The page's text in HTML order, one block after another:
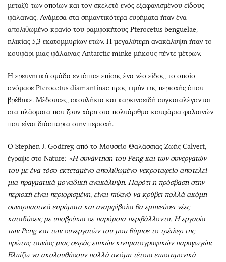
μεταξύ των οποίων και τον σκελετό ενός εξαφανισμένου είδους
φάλαινας. Ανάμεσα στα σημαντικότερα ευρήματα ήταν ένα
απολιθωμένο κρανίο του ραμφοκήτους Pterocetus benguelae,
ηλικίας 5,3 εκατομμυρίων ετών. Η μεγαλύτερη ανακάλυψη ήταν το
κουφάρι μιας φάλαινας Antarctic minke μήκους πέντε μέτρων.
Η ερευνητική ομάδα εντόπισε επίσης ένα νέο είδος, το οποίο
ονόμασε Pterocetus diamantinae προς τιμήν της περιοχής όπου
βρέθηκε. Μέδουσες, σκουλήκια και καρκινοειδή συγκαταλέγονται
στα πλάσματα που ζουν χάρη στα πολυάριθμα κουφάρια φαλαινών
που είναι διάσπαρτα στην περιοχή.
Ο Stephen J. Godfrey, από το Μουσείο Θαλάσσιας Ζωής Calvert,
έγραψε στο Nature: «Η συνάντηση του Peng και των συνεργατών
του με ένα τόσο εκτεταμένο απολιθωμένο νεκροταφείο αποτελεί
μια πραγματικά μοναδική ανακάλυψη. Παρότι η πρόσβαση στην
περιοχή είναι περιορισμένη, είναι πιθανό να κρύβει πολλά ακόμη
συναρπαστικά ευρήματα και αναμφίβολα θα εμπνεύσει νέες
καταδύσεις με υποβρύχια σε παρόμοια περιβάλλοντα. Η εργασία
των Peng και των συνεργατών του μου θύμισε το τρέιλερ της
πρώτης ταινίας μιας σειράς επικών κινηματογραφικών παραγωγών.
Ελπίζω να ακολουθήσουν πολλά ακόμη τέτοια επιστημονικά